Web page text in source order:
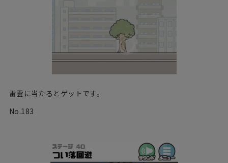
雷雲に当たるとゲットです。
No.183